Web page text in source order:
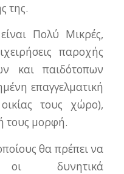
της.
Πολύ Μικρές,
παροχής
και παιδότοπων
επαγγελματική
τους χώρο),
τους μορφή.
θα πρέπει να
οι δυνητικά